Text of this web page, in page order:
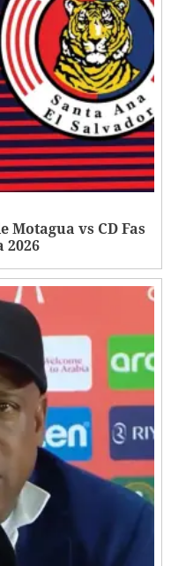
Motagua vs CD Fas
2026